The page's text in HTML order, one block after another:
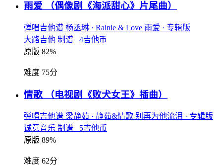
雨爱 （偶像剧《海派甜心》片尾曲）
弹唱吉他谱 杨丞琳 · Rainie & Love 雨爱 · 专辑版
大路吉他 制谱 4吉他币
原版 82%
难度 75分
情歌 （电视剧《败犬女王》插曲）
弹唱吉他谱 梁静茹 · 静茹&情歌 别再为他流泪 · 专辑版
诚意音乐 制谱 5吉他币
原版 89%
难度 62分